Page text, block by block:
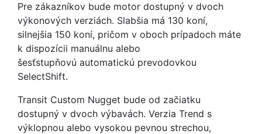
Pre zákazníkov bude motor dostupný v dvoch
výkonových verziách. Slabšia má 130 koní,
silnejšia 150 koní, pričom v oboch prípadoch máte
k dispozícii manuálnu alebo
šesťstupňovú automatickú prevodovkou
SelectShift.
Transit Custom Nugget bude od začiatku
dostupný v dvoch výbavách. Verzia Trend s
výklopnou alebo vysokou pevnou strechou,